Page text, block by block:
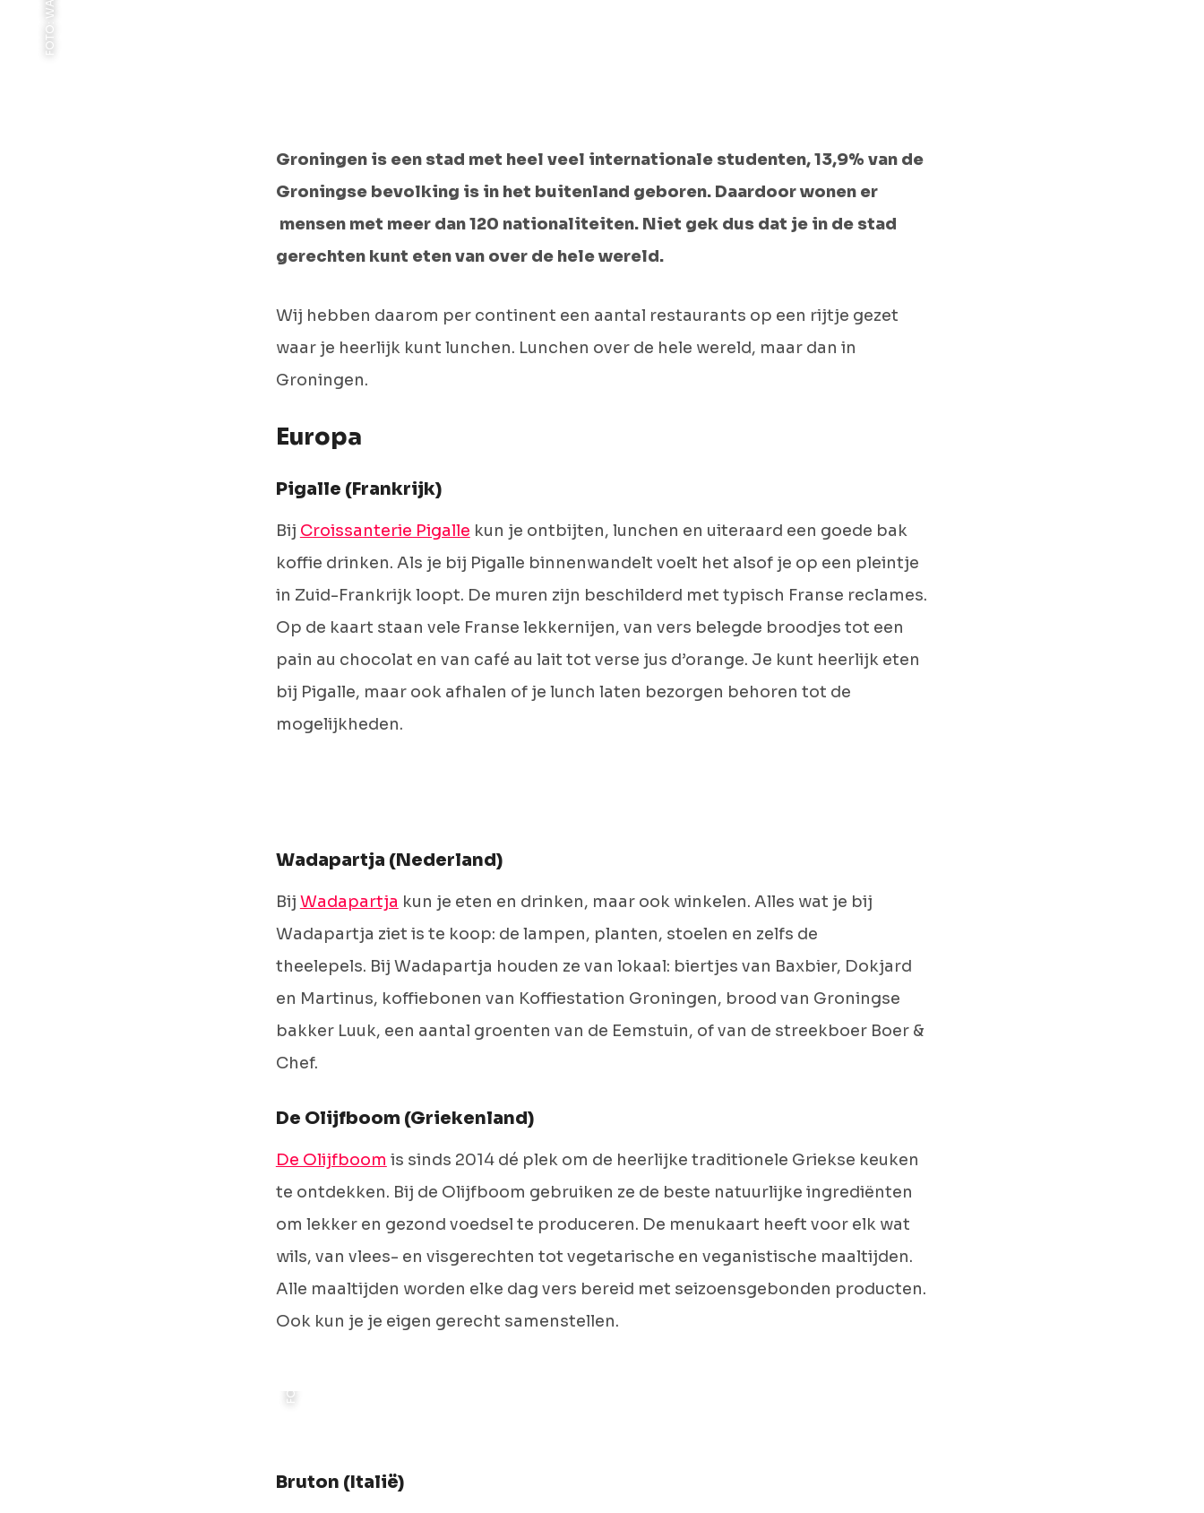
Groningen is een stad met heel veel internationale studenten, 13,9% van de
Groningse bevolking is in het buitenland geboren. Daardoor wonen er
mensen met meer dan 120 nationaliteiten. Niet gek dus dat je in de stad
gerechten kunt eten van over de hele wereld.
Wij hebben daarom per continent een aantal restaurants op een rijtje gezet
waar je heerlijk kunt lunchen. Lunchen over de hele wereld, maar dan in
Groningen.
Europa
Pigalle (Frankrijk)
Bij Croissanterie Pigalle kun je ontbijten, lunchen en uiteraard een goede bak
koffie drinken. Als je bij Pigalle binnenwandelt voelt het alsof je op een pleintje
in Zuid-Frankrijk loopt. De muren zijn beschilderd met typisch Franse reclames.
Op de kaart staan vele Franse lekkernijen, van vers belegde broodjes tot een
pain au chocolat en van café au lait tot verse jus d’orange. Je kunt heerlijk eten
bij Pigalle, maar ook afhalen of je lunch laten bezorgen behoren tot de
mogelijkheden.
Wadapartja (Nederland)
Bij Wadapartja kun je eten en drinken, maar ook winkelen. Alles wat je bij
Wadapartja ziet is te koop: de lampen, planten, stoelen en zelfs de
theelepels. Bij Wadapartja houden ze van lokaal: biertjes van Baxbier, Dokjard
en Martinus, koffiebonen van Koffiestation Groningen, brood van Groningse
bakker Luuk, een aantal groenten van de Eemstuin, of van de streekboer Boer &
Chef.
De Olijfboom (Griekenland)
De Olijfboom is sinds 2014 dé plek om de heerlijke traditionele Griekse keuken
te ontdekken. Bij de Olijfboom gebruiken ze de beste natuurlijke ingrediënten
om lekker en gezond voedsel te produceren. De menukaart heeft voor elk wat
wils, van vlees- en visgerechten tot vegetarische en veganistische maaltijden.
Alle maaltijden worden elke dag vers bereid met seizoensgebonden producten.
Ook kun je je eigen gerecht samenstellen.
FOTO: DE OLIJFBOOM
Bruton (Italië)